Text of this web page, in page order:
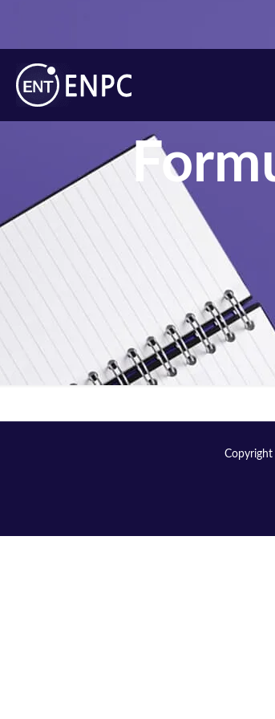
Copyright